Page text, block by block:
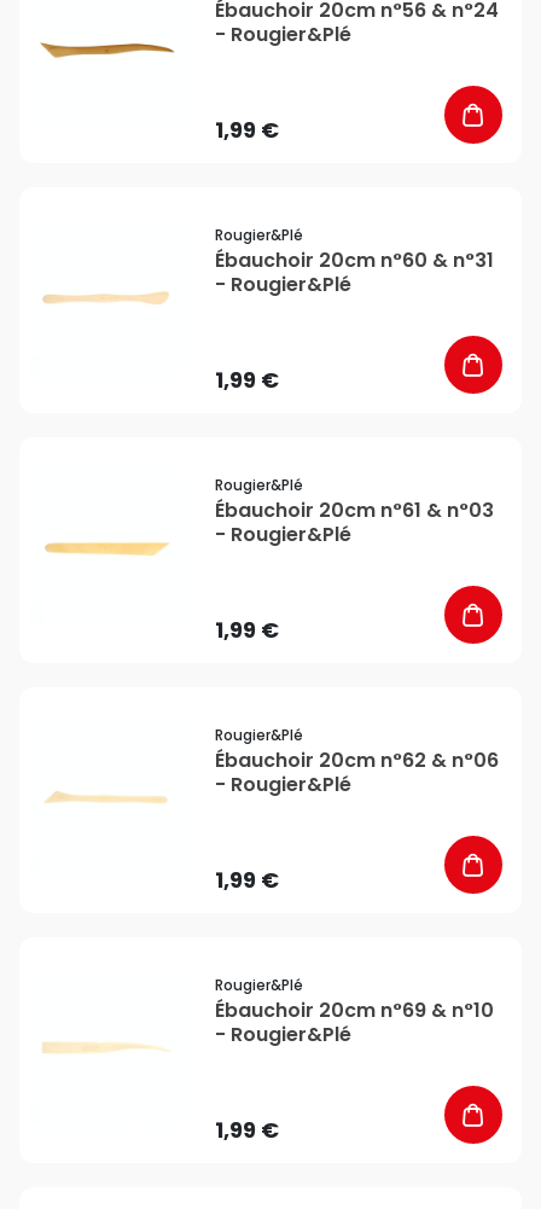
Ébauchoir 20cm n°56 & n°24
- Rougier&Plé
1,99 €
Rougier&plé
Ébauchoir 20cm n°60 & n°31
- Rougier&Plé
1,99 €
Rougier&plé
Ébauchoir 20cm n°61 & n°03
- Rougier&Plé
1,99 €
Rougier&plé
Ébauchoir 20cm n°62 & n°06
- Rougier&Plé
1,99 €
Rougier&plé
Ébauchoir 20cm n°69 & n°10
- Rougier&Plé
1,99 €